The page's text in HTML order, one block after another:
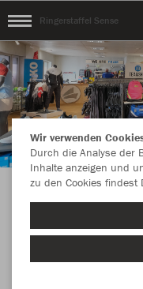
Ringerstaffel Sense
Herzlich
Wir verwenden
Durch die Analyse der
Inhalte anzeigen und
zu den Cookies findest